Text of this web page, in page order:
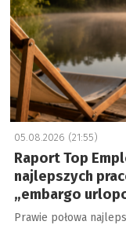
05.08.2026 (21:55)
Raport Top
najlepszych
„embargo
Prawie połowa